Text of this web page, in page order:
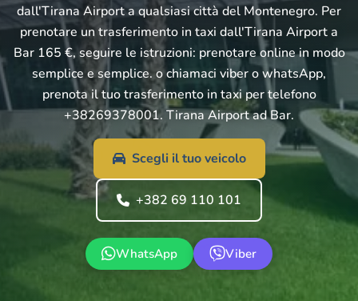
dall'Tirana Airport a qualsiasi città del Montenegro. Per
prenotare un trasferimento in taxi dall'Tirana Airport a
Bar 165 €, seguire le istruzioni: prenotare online in modo
semplice e semplice. o chiamaci viber o whatsApp,
prenota il tuo trasferimento in taxi per telefono
+38269378001. Tirana Airport ad Bar.
Scegli il tuo veicolo
+382 69 110 101
WhatsApp Viber